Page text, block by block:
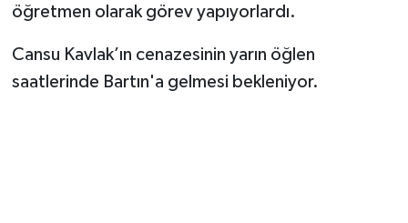
öğretmen olarak görev yapıyorlardı.
Cansu Kavlak’ın cenazesinin yarın öğlen
saatlerinde Bartın'a gelmesi bekleniyor.
YEREL